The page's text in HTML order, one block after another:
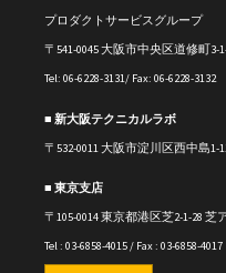
プロダクトサービスグループ
〒541-0045 大阪市中央区道修町3-
Tel: 06-6228-3131/ Fax: 06-6228-3132
■ 新大阪テクニカルラボ
〒 532-0011 大阪市淀川区西中島1-
■ 東京支店
〒105-0014 東京都港区芝2-1-28 芝
Tel : 03-6858-4015 / Fax : 03-6858-4017